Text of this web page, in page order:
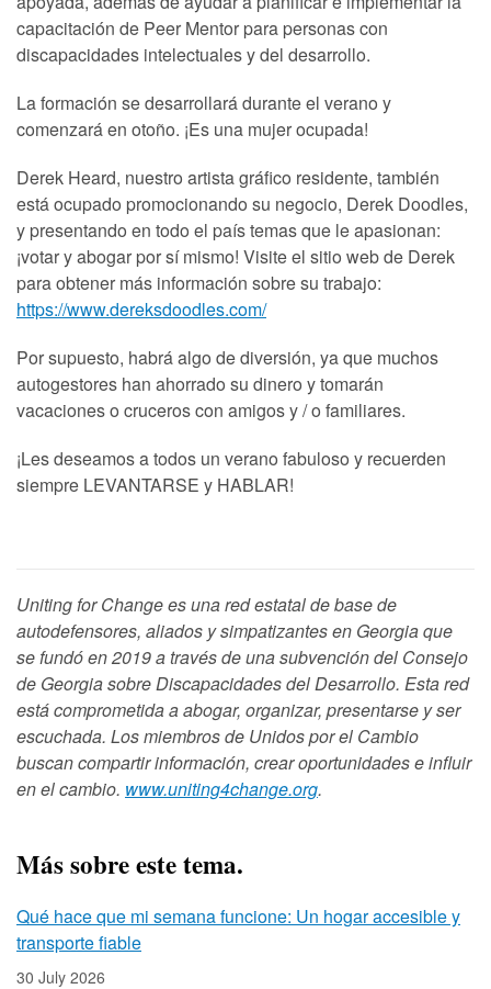
capacitación de Peer Mentor para personas con
discapacidades intelectuales y del desarrollo.
La formación se desarrollará durante el verano y
comenzará en otoño. ¡Es una mujer ocupada!
Derek Heard, nuestro artista gráfico residente, también
está ocupado promocionando su negocio, Derek Doodles,
y presentando en todo el país temas que le apasionan:
¡votar y abogar por sí mismo! Visite el sitio web de Derek
para obtener más información sobre su trabajo:
https://www.dereksdoodles.com/
Por supuesto, habrá algo de diversión, ya que muchos
autogestores han ahorrado su dinero y tomarán
vacaciones o cruceros con amigos y / o familiares.
¡Les deseamos a todos un verano fabuloso y recuerden
siempre LEVANTARSE y HABLAR!
Uniting for Change es una red estatal de base de
autodefensores, aliados y simpatizantes en Georgia que
se fundó en 2019 a través de una subvención del Consejo
de Georgia sobre Discapacidades del Desarrollo. Esta red
está comprometida a abogar, organizar, presentarse y ser
escuchada. Los miembros de Unidos por el Cambio
buscan compartir información, crear oportunidades e influir
en el cambio. www.uniting4change.org.
Más sobre este tema.
Qué hace que mi semana funcione: Un hogar accesible y
transporte fiable
30 July 2026